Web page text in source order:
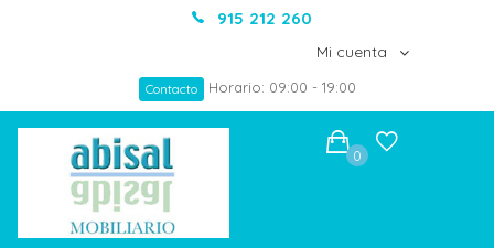
915 212 260
Mi cuenta
Contacto Horario: 09:00 - 19:00
0